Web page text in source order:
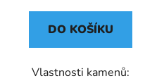
DO KOŠÍKU
Vlastnosti kamenů: